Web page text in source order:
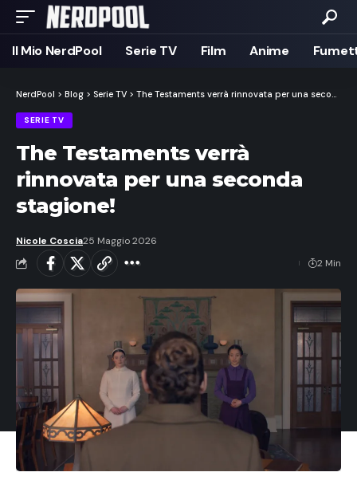
Il Mio NerdPool Serie TV Film Anime
NerdPool > Blog > Serie TV > The Testaments verrà rinnovata per una seconda stagione!
SERIE TV
The Testaments verrà
rinnovata per una seconda
stagione!
Nicole Coscia25 Maggio 2026
2 Min